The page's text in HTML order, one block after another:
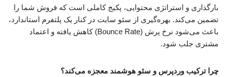
بارگذاری و استراتژی محتوایی، پکیج کاملی است که فروش شما را
تضمین می‌کند. بهره‌گیری از سئو سایت در کنار یک پلتفرم استاندارد،
باعث می‌شود نرخ پرش (Bounce Rate) کاهش یافته و اعتماد
مشتری جلب شود.
چرا ترکیب وردپرس و سئو هوشمند معجزه می‌کند؟